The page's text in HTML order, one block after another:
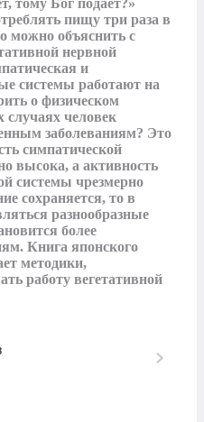
тому Бог подает?»
пищу три раза в
можно объяснить с
нервной
и
системы работают на
о физическом
случаях человек
заболеваниям? Это
симпатической
высока, а активность
системы чрезмерно
сохраняется, то в
разнообразные
более
Книга японского
методики,
работу вегетативной